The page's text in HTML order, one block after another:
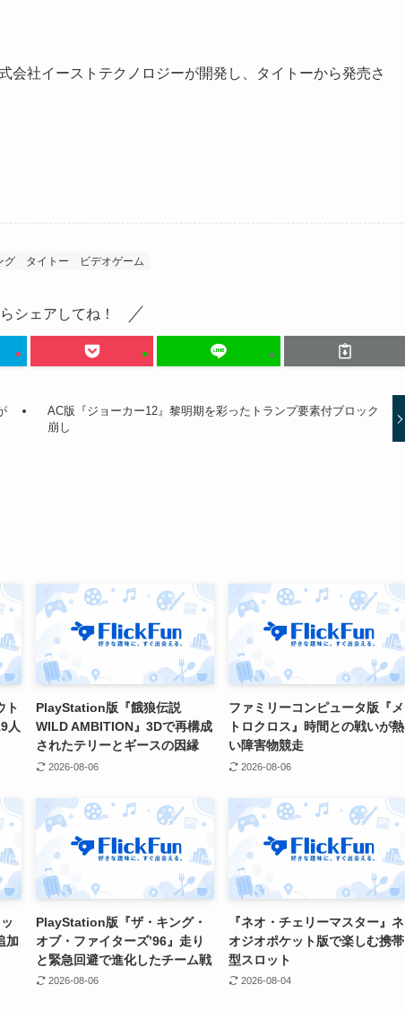
会社イーストテクノロジーが開発し、タイトーから発売さ
グ タイトー ビデオゲーム
シェアしてね！
AC版『ジョーカー12』黎明期を彩ったトランプ要素付ブロック
崩し
ト
人
PlayStation版『餓狼伝説
WILD AMBITION』3Dで再構成
されたテリーとギースの因縁
2026-08-06
ファミリーコンピュータ版『メ
トロクロス』時間との戦いが熱
い障害物競走
2026-08-06
加
PlayStation版『ザ・キング・
オブ・ファイターズ’96』走り
と緊急回避で進化したチーム戦
2026-08-06
『ネオ・チェリーマスター』ネ
オジオポケット版で楽しむ携帯
型スロット
2026-08-04